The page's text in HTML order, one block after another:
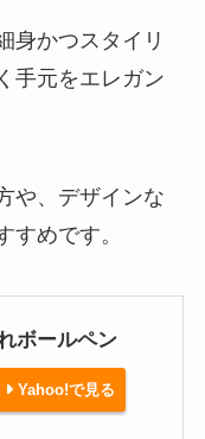
身かつスタイリ
手元をエレガン
や、デザインな
すめです。
ボールペン
Yahoo!で見る